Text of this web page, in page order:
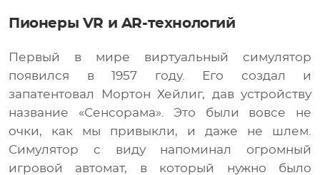
Пионеры VR и AR-технологий
Первый в мире виртуальный симулятор
появился в 1957 году. Его создал и
запатентовал Мортон Хейлиг, дав устройству
название «Сенсорама». Это были вовсе не
очки, как мы привыкли, и даже не шлем.
Симулятор с виду напоминал огромный
игровой автомат, в который нужно было